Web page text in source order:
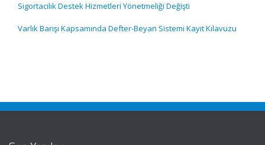
Sigortacılık Destek Hizmetleri Yönetmeliği Değişti
Varlık Barışı Kapsamında Defter-Beyan Sistemi Kayıt Kılavuzu